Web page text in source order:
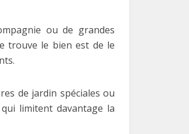
ou de grandes
trouve le bien est de le
de jardin spéciales ou
limitent davantage la